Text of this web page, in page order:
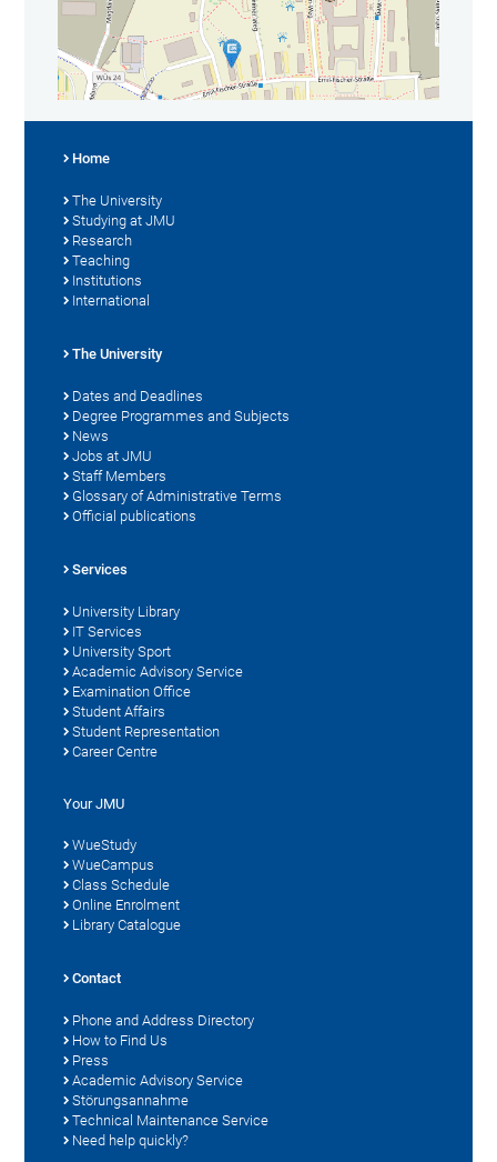
Home
The University
Studying at JMU
Research
Teaching
Institutions
International
The University
Dates and Deadlines
Degree Programmes and Subjects
News
Jobs at JMU
Staff Members
Glossary of Administrative Terms
Official publications
Services
University Library
IT Services
University Sport
Academic Advisory Service
Examination Office
Student Affairs
Student Representation
Career Centre
Your JMU
WueStudy
WueCampus
Class Schedule
Online Enrolment
Library Catalogue
Contact
Phone and Address Directory
How to Find Us
Press
Academic Advisory Service
Störungsannahme
Technical Maintenance Service
Need help quickly?